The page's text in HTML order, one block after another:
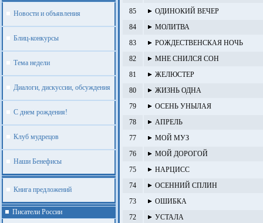
Новости и объявления
Блиц-конкурсы
Тема недели
Диалоги, дискуссии, обсуждения
С днем рождения!
Клуб мудрецов
Наши Бенефисы
Книга предложений
Писатели России
85
ОДИНОКИЙ ВЕЧЕР
84
МОЛИТВА
83
РОЖДЕСТВЕНСКАЯ НОЧЬ
82
МНЕ СНИЛСЯ СОН
81
ЖЕЛЮСТЕР
80
ЖИЗНЬ ОДНА
79
ОСЕНЬ УНЫЛАЯ
78
АПРЕЛЬ
77
МОЙ МУЗ
76
МОЙ ДОРОГОЙ
75
НАРЦИСС
74
ОСЕННИЙ СПЛИН
73
ОШИБКА
72
УСТАЛА